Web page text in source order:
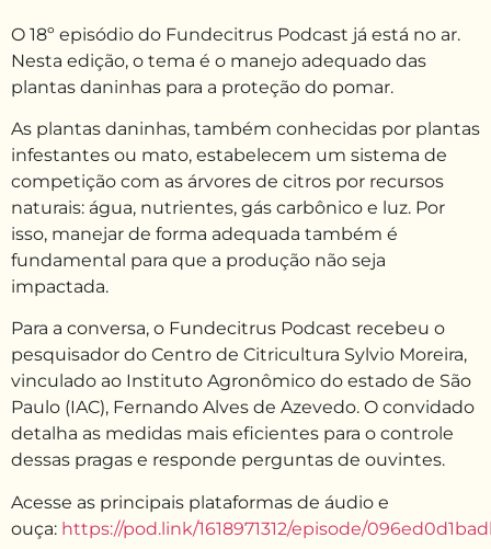
O 18º episódio do Fundecitrus Podcast já está no ar.
Nesta edição, o tema é o manejo adequado das
plantas daninhas para a proteção do pomar.
As plantas daninhas, também conhecidas por plantas
infestantes ou mato, estabelecem um sistema de
competição com as árvores de citros por recursos
naturais: água, nutrientes, gás carbônico e luz. Por
isso, manejar de forma adequada também é
fundamental para que a produção não seja
impactada.
Para a conversa, o Fundecitrus Podcast recebeu o
pesquisador do Centro de Citricultura Sylvio Moreira,
vinculado ao Instituto Agronômico do estado de São
Paulo (IAC), Fernando Alves de Azevedo. O convidado
detalha as medidas mais eficientes para o controle
dessas pragas e responde perguntas de ouvintes.
Acesse as principais plataformas de áudio e
ouça: https://pod.link/1618971312/episode/